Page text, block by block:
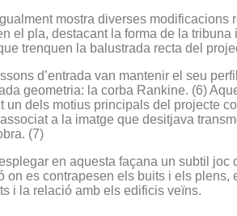
mostra diverses modificacions
el pla, destacant la forma de la tribuna
trenquen la balustrada recta del
d’entrada van mantenir el seu
geometria: la corba Rankine. (6)
un dels motius principals del projecte
a la imatge que desitjava
(7)
en aquesta façana un subtil joc
on es contrapesen els buits i els plens,
i la relació amb els edificis veïns.